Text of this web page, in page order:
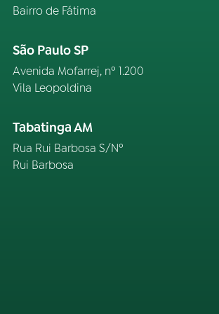
Bairro de Fátima
São Paulo SP
Avenida Mofarrej, nº 1.200
Vila Leopoldina
Tabatinga AM
Rua Rui Barbosa S/Nº
Rui Barbosa